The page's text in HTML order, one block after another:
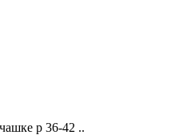
р 36-42 ..